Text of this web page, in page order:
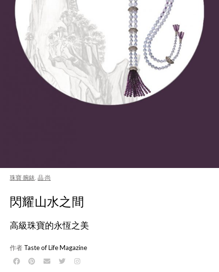
珠寶·腕錶 品·尚
閃耀山水之間
高級珠寶的永恆之美
作者 Taste of Life Magazine